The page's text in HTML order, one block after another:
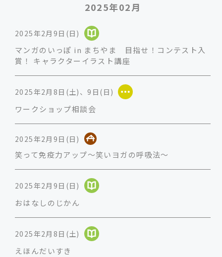
2025年02月
2025年2月9日(日)
マンガのいっぽ in まちやま 目指せ！コンテスト入
賞！ キャラクターイラスト講座
2025年2月8日(土)、9日(日)
ワークショップ相談会
2025年2月9日(日)
笑って免疫力アップ～笑いヨガの呼吸法～
2025年2月9日(日)
おはなしのじかん
2025年2月8日(土)
えほんだいすき